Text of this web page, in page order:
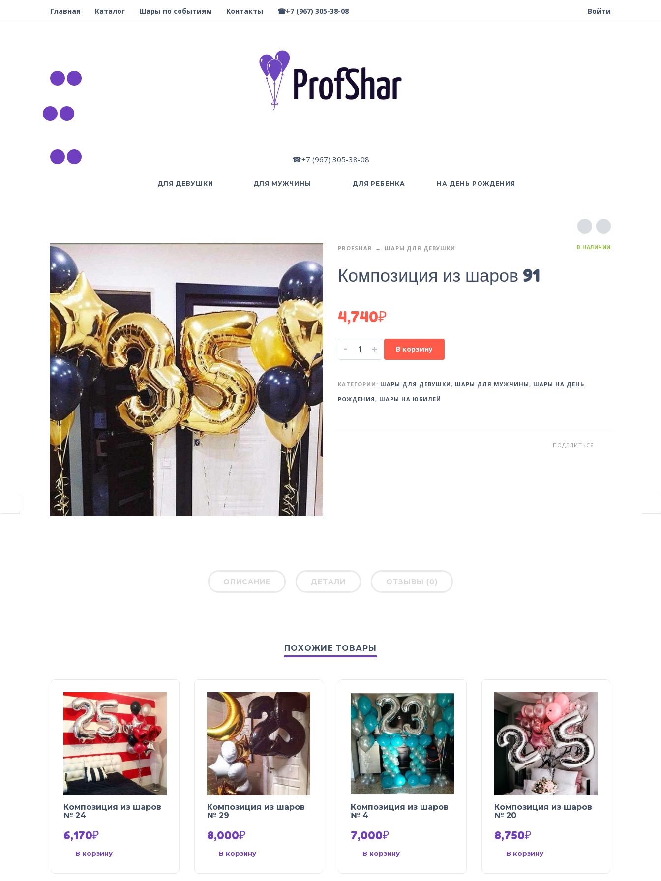
Главная Каталог Шары по событиям Контакты ☎+7 (967) 305-38-08 Войти
☎+7 (967) 305-38-08
ДЛЯ ДЕВУШКИ ДЛЯ МУЖЧИНЫ ДЛЯ РЕБЕНКА НА ДЕНЬ РОЖДЕНИЯ
PROFSHAR ШАРЫ ДЛЯ ДЕВУШКИ В НАЛИЧИИ
Композиция из шаров 91
4,740₽
- + В корзину
КАТЕГОРИИ: ШАРЫ ДЛЯ ДЕВУШКИ, ШАРЫ ДЛЯ МУЖЧИНЫ, ШАРЫ НА ДЕНЬ
РОЖДЕНИЯ, ШАРЫ НА ЮБИЛЕЙ
ПОДЕЛИТЬСЯ
ОПИСАНИЕ ДЕТАЛИ ОТЗЫВЫ (0)
ПОХОЖИЕ ТОВАРЫ
Композиция из шаров
№ 24
6,170₽
В корзину
Композиция из шаров
№ 29
8,000₽
В корзину
Композиция из шаров
№ 4
7,000₽
В корзину
Композиция из шаров
№ 20
8,750₽
В корзину